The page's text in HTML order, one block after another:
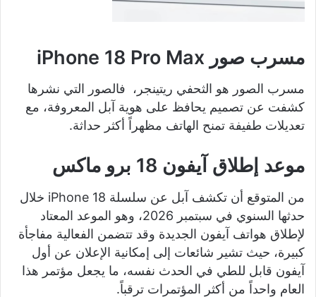
مسرب صور iPhone 18 Pro Max
مسرب الصور هو الثحفي ريتينجر، فالصور التي نشرها
كشفت عن تصميم يحافظ على هوية آبل المعروفة، مع
تعديلات طفيفة تمنح الهاتف مظهراً أكثر حداثة.
موعد إطلاق آيفون 18 برو ماكس
من المتوقع أن تكشف آبل عن سلسلة iPhone 18 خلال
حدثها السنوي في سبتمبر 2026، وهو الموعد المعتاد
لإطلاق هواتف آيفون الجديدة وقد تتضمن الفعالية مفاجأة
كبيرة، حيث تشير شائعات إلى إمكانية الإعلان عن أول
آيفون قابل للطي في الحدث نفسه، ما يجعل مؤتمر هذا
العام واحداً من أكثر المؤتمرات ترقباً.